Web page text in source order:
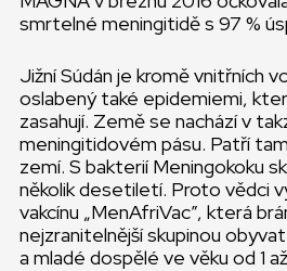
smrtelné meningitidě s 97 %
Jižní Súdán je kromě vnitřních
oslabený také epidemiemi,
zasahují. Země se nachází v
meningitidovém pásu. Patří
zemí. S bakterií Meningokoku
několik desetiletí. Proto vědci
vakcínu „MenAfriVac”, která
nejzranitelnější skupinou
a mladé dospělé ve věku od 1